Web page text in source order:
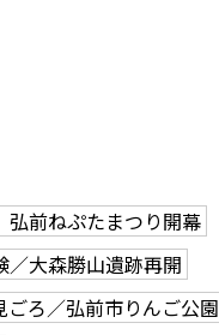
弘前ねぷたまつり開幕
／大森勝山遺跡再開
ろ／弘前市りんご公園